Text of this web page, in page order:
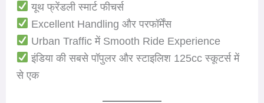
यूथ फ्रेंडली स्मार्ट फीचर्स
Excellent Handling और परफॉर्मेंस
Urban Traffic में Smooth Ride Experience
इंडिया की सबसे पॉपुलर और स्टाइलिश 125cc स्कूटर्स में
से एक